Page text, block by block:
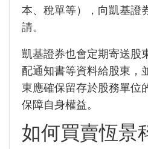
本、稅單等），向凱基證
請。
凱基證券也會定期寄送股
配通知書等資料給股東，
東應確保留存於股務單位
保障自身權益。
如何買賣恆景